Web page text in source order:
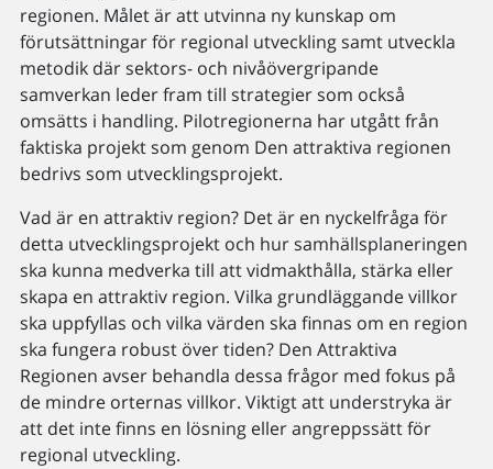
regionen. Målet är att utvinna ny kunskap om
förutsättningar för regional utveckling samt utveckla
metodik där sektors- och nivåövergripande
samverkan leder fram till strategier som också
omsätts i handling. Pilotregionerna har utgått från
faktiska projekt som genom Den attraktiva regionen
bedrivs som utvecklingsprojekt.
Vad är en attraktiv region? Det är en nyckelfråga för
detta utvecklingsprojekt och hur samhällsplaneringen
ska kunna medverka till att vidmakthålla, stärka eller
skapa en attraktiv region. Vilka grundläggande villkor
ska uppfyllas och vilka värden ska finnas om en region
ska fungera robust över tiden? Den Attraktiva
Regionen avser behandla dessa frågor med fokus på
de mindre orternas villkor. Viktigt att understryka är
att det inte finns en lösning eller angreppssätt för
regional utveckling.